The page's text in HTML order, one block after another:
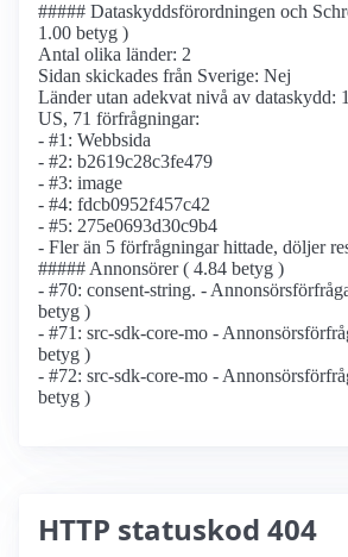
##### Dataskyddsförordningen och
1.00 betyg )
Antal olika länder: 2
Sidan skickades från Sverige: Nej
Länder utan adekvat nivå av dataskydd: 1
US, 71 förfrågningar:
- #1: Webbsida
- #2: b2619c28c3fe479
- #3: image
- #4: fdcb0952f457c42
- #5: 275e0693d30c9b4
- Fler än 5 förfrågningar hittade, döljer
##### Annonsörer ( 4.84 betyg )
- #70: consent-string. -
betyg )
- #71: src-sdk-core-mo -
betyg )
- #72: src-sdk-core-mo -
betyg )
HTTP statuskod 404